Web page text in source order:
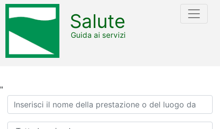
"
Salute
Guida ai servizi
Ricerca
Azienda